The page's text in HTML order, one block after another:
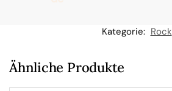
W
Kategorie: Rock
Ähnliche Produkte